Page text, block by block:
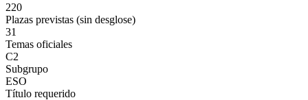
220
Plazas previstas (sin desglose)
31
Temas oficiales
C2
Subgrupo
ESO
Título requerido